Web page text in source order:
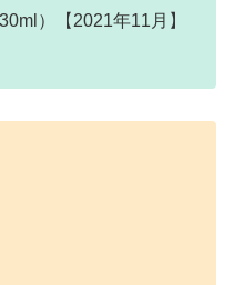
）【2021年11月】